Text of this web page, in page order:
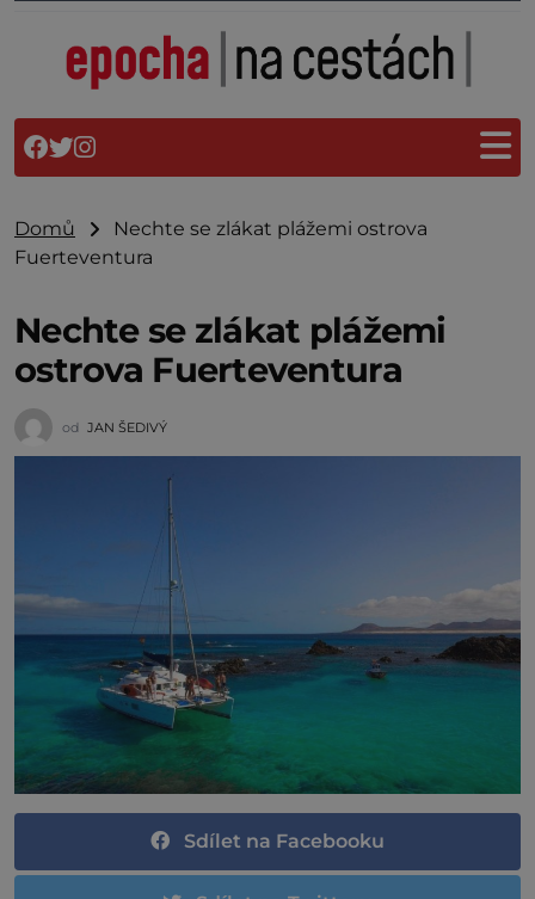
Domů
Nechte se zlákat plážemi ostrova
Fuerteventura
Nechte se zlákat plážemi
ostrova Fuerteventura
od JAN ŠEDIVÝ
Sdílet na Facebooku